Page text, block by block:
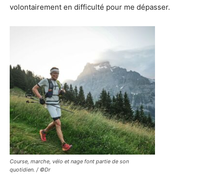
volontairement en difficulté pour me dépasser.
Course, marche, vélo et nage font partie de son
quotidien. / ©Dr